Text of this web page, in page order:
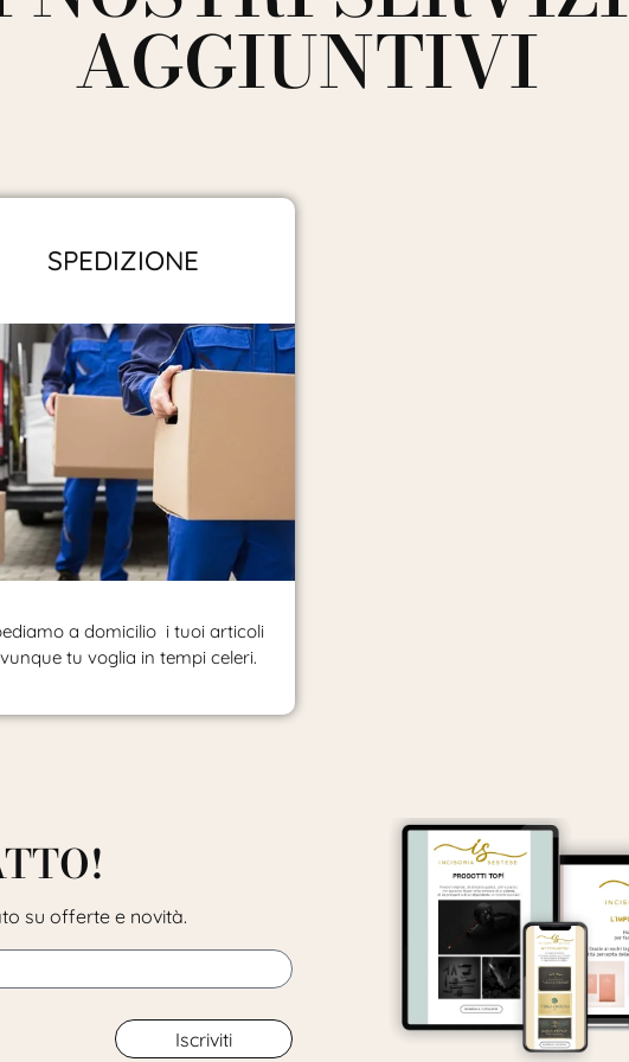
AGGIUNTIVI
SPEDIZIONE
a domicilio i tuoi articoli
tu voglia in tempi celeri.
su offerte e novità.
Iscriviti